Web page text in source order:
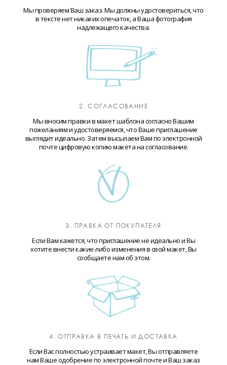
Мы проверяем Ваш заказ. Мы должны удостовериться, что
в тексте нет никаких опечаток, а Ваша фотография
надлежащего качества.
2. СОГЛАСОВАНИЕ
Мы вносим правки в макет шаблона согласно Вашим
пожеланиям и удостоверяемся, что Ваше приглашение
выглядит идеально. Затем высылаем Вам по электронной
почте цифровую копию макета на согласование.
3. ПРАВКА ОТ ПОКУПАТЕЛЯ
Если Вам кажется, что приглашение не идеально и Вы
хотите внести какие-либо изменения в свой макет, Вы
сообщаете нам об этом.
4. ОТПРАВКА В ПЕЧАТЬ И ДОСТАВКА
Если Вас полностью устраивает макет, Вы отправляете
нам Ваше одобрение по электронной почте и Ваш заказ